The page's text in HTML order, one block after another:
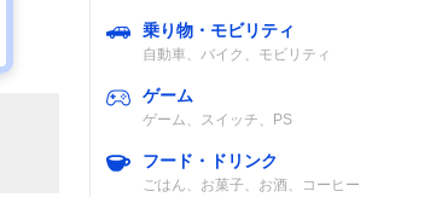
乗り物・モビリティ
自動車、バイク、モビリティ
ゲーム
ゲーム、スイッチ、PS
フード・ドリンク
ごはん、お菓子、お酒、コーヒー